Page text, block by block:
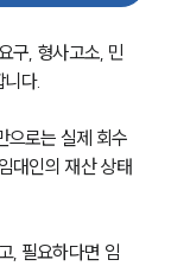
구, 형사고소, 민
다.
으로는 실제 회수
대인의 재산 상태
, 필요하다면 임